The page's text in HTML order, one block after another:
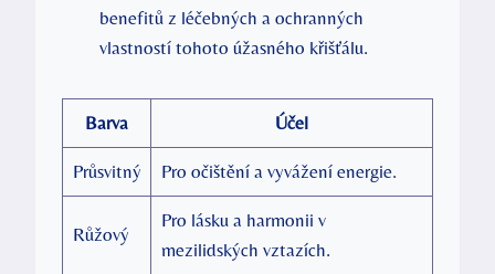
benefitů z léčebných a ochranných
vlastností tohoto úžasného křišťálu.
Barva Účel
Průsvitný Pro očištění a vyvážení energie.
Růžový
Pro lásku a harmonii v
mezilidských vztazích.